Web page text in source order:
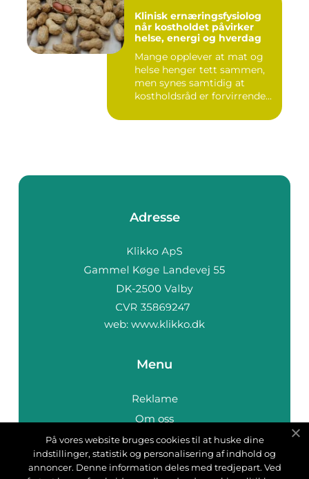
Klinisk ernæringsfysiolog
når kostholdet påvirker
helse, energi og hverdag
Mange opplever at mat og
helse henger tett sammen,
men synes samtidig at
kostholdsråd er forvirrende...
Adresse
web: www.klikko.dk
Menu
Reklame
Om oss
Cookies
Kontakt Oss
På vores website bruges cookies til at huske dine
indstillinger, statistik og personalisering af indhold og
annoncer. Denne information deles med tredjepart. Ved